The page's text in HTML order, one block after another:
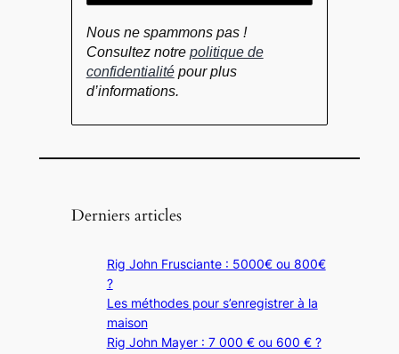
Nous ne spammons pas !
Consultez notre politique de
confidentialitépour plus
d’informations.
Derniers articles
Rig John Frusciante : 5000€ ou 800€
?
Les méthodes pour s’enregistrer à la
maison
Rig John Mayer : 7 000 € ou 600 € ?